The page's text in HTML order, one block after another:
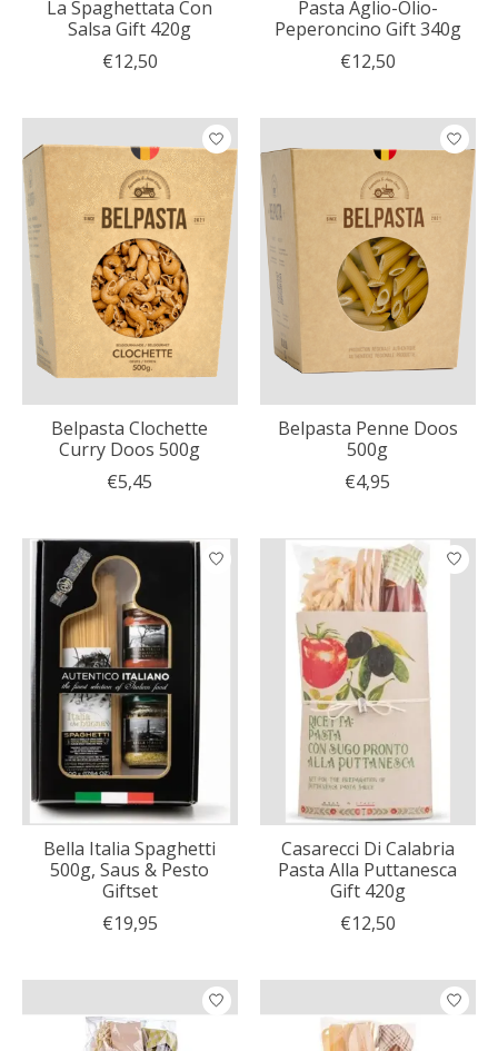
La Spaghettata Con
Salsa Gift 420g
€12,50
Pasta Aglio-Olio-
Peperoncino Gift 340g
€12,50
Belpasta Clochette
Curry Doos 500g
€5,45
Belpasta Penne Doos
500g
€4,95
Bella Italia Spaghetti
500g, Saus & Pesto
Giftset
€19,95
Casarecci Di Calabria
Pasta Alla Puttanesca
Gift 420g
€12,50